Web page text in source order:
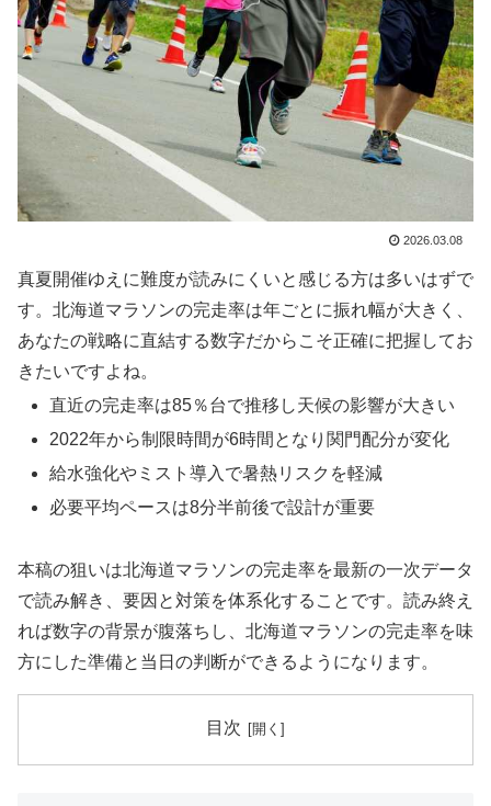
2026.03.08
真夏開催ゆえに難度が読みにくいと感じる方は多いはずで
す。北海道マラソンの完走率は年ごとに振れ幅が大きく、
あなたの戦略に直結する数字だからこそ正確に把握してお
きたいですよね。
直近の完走率は85％台で推移し天候の影響が大きい
2022年から制限時間が6時間となり関門配分が変化
給水強化やミスト導入で暑熱リスクを軽減
必要平均ペースは8分半前後で設計が重要
本稿の狙いは北海道マラソンの完走率を最新の一次データ
で読み解き、要因と対策を体系化することです。読み終え
れば数字の背景が腹落ちし、北海道マラソンの完走率を味
方にした準備と当日の判断ができるようになります。
目次